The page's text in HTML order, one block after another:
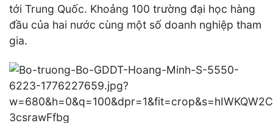
tới Trung Quốc. Khoảng 100 trường đại học hàng
đầu của hai nước cùng một số doanh nghiệp tham
gia.